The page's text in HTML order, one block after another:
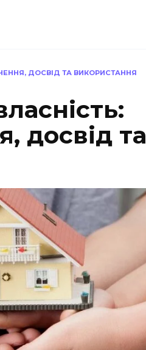
ДОСВІД ТА ВИКОРИСТАННЯ
досвід та